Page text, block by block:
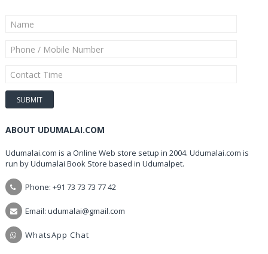
ABOUT UDUMALAI.COM
Udumalai.com is a Online Web store setup in 2004. Udumalai.com is
run by Udumalai Book Store based in Udumalpet.
Phone: +91 73 73 73 77 42
Email: udumalai@gmail.com
WhatsApp Chat